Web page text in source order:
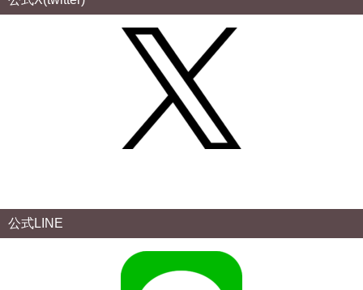
公式LINE